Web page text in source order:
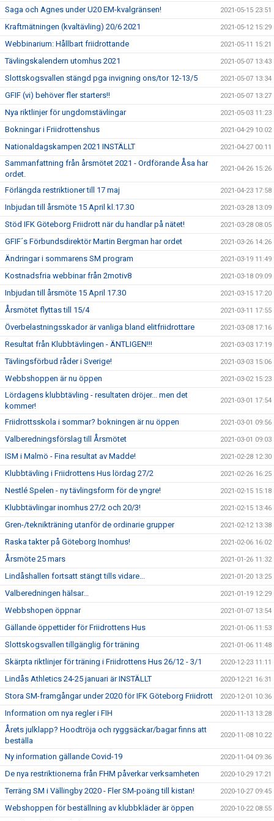
Saga och Agnes under U20 EM-kvalgränsen! 2021-05-15 23:51
Kraftmätningen (kvaltävling) 20/6 2021 2021-05-12 15:29
Webbinarium: Hållbart friidrottande 2021-05-11 15:21
Tävlingskalendern utomhus 2021 2021-05-07 13:43
Slottskogsvallen stängd pga invigning ons/tor 12-13/5 2021-05-07 13:34
GFIF (vi) behöver fler starters!! 2021-05-07 13:27
Nya riktlinjer för ungdomstävlingar 2021-05-03 11:23
Bokningar i Friidrottenshus 2021-04-29 10:02
Nationaldagskampen 2021 INSTÄLLT 2021-04-27 00:11
Sammanfattning från årsmötet 2021 - Ordförande Åsa har
ordet.
2021-04-26 15:26
Förlängda restriktioner till 17 maj 2021-04-23 17:58
Inbjudan till årsmöte 15 April kl.17.30 2021-03-28 13:09
Stöd IFK Göteborg Friidrott när du handlar på nätet! 2021-03-28 08:05
GFIF´s Förbundsdirektör Martin Bergman har ordet 2021-03-26 14:26
Ändringar i sommarens SM program 2021-03-19 11:49
Kostnadsfria webbinar från 2motiv8 2021-03-18 09:09
Inbjudan till årsmöte 15 April 17.30 2021-03-15 17:20
Årsmötet flyttas till 15/4 2021-03-11 17:55
Överbelastningsskador är vanliga bland elitfriidrottare 2021-03-08 17:16
Resultat från Klubbtävlingen - ÄNTLIGEN!!! 2021-03-03 17:19
Tävlingsförbud råder i Sverige! 2021-03-03 15:06
Webbshoppen är nu öppen 2021-03-02 15:23
Lördagens klubbtävling - resultaten dröjer... men det
kommer!
2021-03-01 17:54
Friidrottsskola i sommar? bokningen är nu öppen 2021-03-01 09:56
Valberedningsförslag till Årsmötet 2021-03-01 09:03
ISM i Malmö - Fina resultat av Madde! 2021-02-28 12:30
Klubbtävling i Friidrottens Hus lördag 27/2 2021-02-26 16:25
Nestlé Spelen - ny tävlingsform för de yngre! 2021-02-15 15:18
Klubbtävlingar inomhus 27/2 och 20/3! 2021-02-15 13:46
Gren-/teknikträning utanför de ordinarie grupper 2021-02-12 13:38
Raska takter på Göteborg Inomhus! 2021-02-06 16:02
Årsmöte 25 mars 2021-01-26 11:32
Lindåshallen fortsatt stängt tills vidare... 2021-01-20 13:25
Valberedningen hälsar... 2021-01-19 12:29
Webbshopen öppnar 2021-01-07 13:54
Gällande öppettider för Friidrottens Hus 2021-01-06 11:53
Slottskogsvallen tillgänglig för träning 2021-01-06 11:48
Skärpta riktlinjer för träning i Friidrottens Hus 26/12 - 3/1 2020-12-23 11:11
Lindås Athletics 24-25 januari är INSTÄLLT 2020-12-21 16:31
Stora SM-framgångar under 2020 för IFK Göteborg Friidrott 2020-12-01 10:36
Information om nya regler i FIH 2020-11-13 13:28
Årets julklapp? Hoodtröja och ryggsäckar/bagar finns att
beställa
2020-11-08 10:22
Ny information gällande Covid-19 2020-11-04 09:36
De nya restriktionerna från FHM påverkar verksamheten 2020-10-29 17:21
Terräng SM i Vällingby 2020 - Fler SM-poäng till kistan! 2020-10-27 09:45
Webshoppen för beställning av klubbkläder är öppen 2020-10-22 08:55